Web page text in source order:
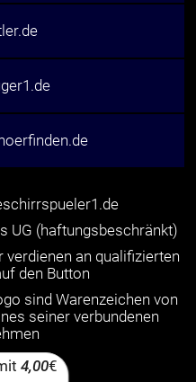
4,00€
UG (haftungsbeschränkt)
verdienen an qualifizierten
den Button
sind Warenzeichen von
seiner verbundenen